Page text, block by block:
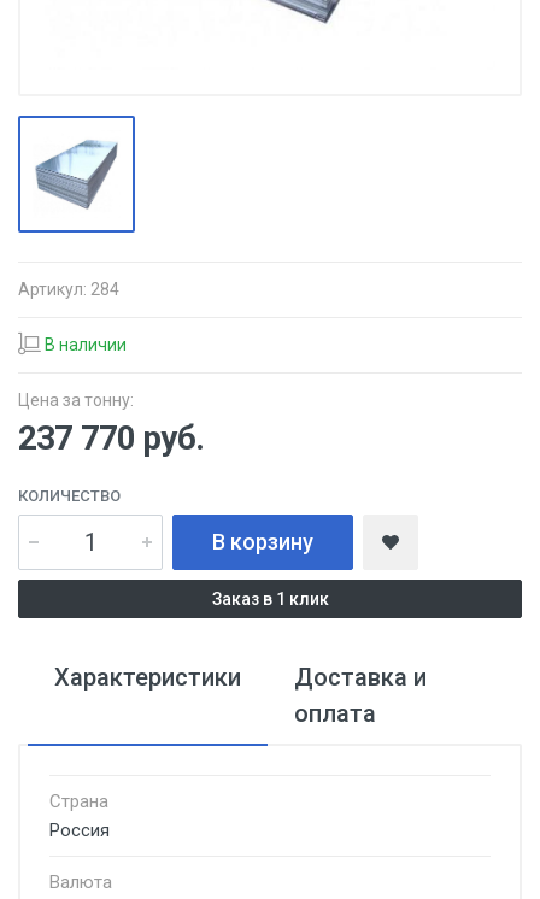
Артикул: 284
В наличии
Цена за тонну:
237 770 руб.
КОЛИЧЕСТВО
В корзину
Заказ в 1 клик
Характеристики
Доставка и
оплата
Страна
Россия
Валюта